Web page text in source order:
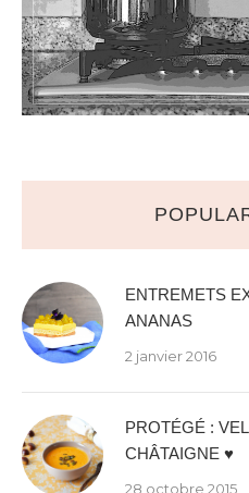
ENTREMETS
ANANAS
2 janvier 2016
PROTÉGÉ :
CHÂTAIGNE ♥
28 octobre 2015